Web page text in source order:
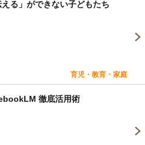
える」ができない子どもたち
育児・教育・家庭
徹底活用術